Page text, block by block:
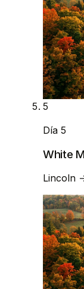
5
Día 5
White
Lincoln